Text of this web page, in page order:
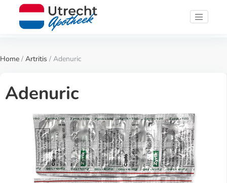
Home / Artritis / Adenuric
Adenuric